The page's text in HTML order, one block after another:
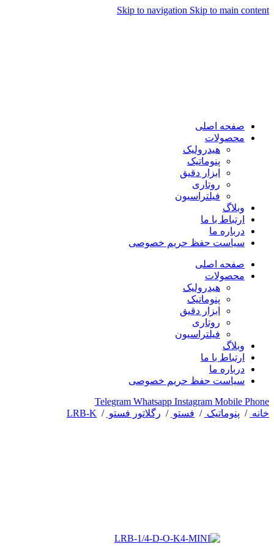
Skip to navigation Skip to main content
صفحه اصلی
محصولات
هیدرولیک
پنوماتیک
ابزار دقیق
روتاری
فیلتراسیون
وبلاگ
ارتباط با ما
درباره ما
سیاست حفظ حریم خصوصی
صفحه اصلی
محصولات
هیدرولیک
پنوماتیک
ابزار دقیق
روتاری
فیلتراسیون
وبلاگ
ارتباط با ما
درباره ما
سیاست حفظ حریم خصوصی
Telegram Whatsapp Instagram Mobile Phone
خانه / پنوماتیک / فستو / رگلاتور فستو /
LRB-K